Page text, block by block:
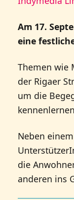
Am 17.
eine
Themen wie
der Rigaer
um die
Neben
die
anderen ins